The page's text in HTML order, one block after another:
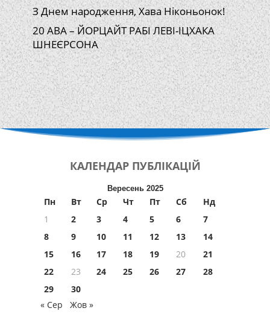
З Днем народження, Хава Ніконьонок!
20 АВА – ЙОРЦАЙТ РАБІ ЛЕВІ-ІЦХАКА
ШНЕЄРСОНА
КАЛЕНДАР ПУБЛІКАЦІЙ
Вересень 2025
Пн Вт Ср Чт Пт Сб
Нд
1
2 3 4 5 6
7
8
9 10 11 12 13
14
15
16 17 18 19 20
21
22
23 24 25 26 27
28
29
30
« Сер
Жов »